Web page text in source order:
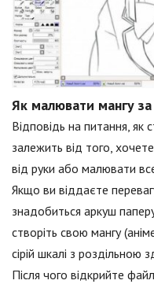
Як малювати мангу
Відповідь на питання, як
залежить від того,
від руки або малювати
Якщо ви віддаєте
знадобиться аркуш
створіть свою мангу
сірій шкалі з
Після чого відкрийте